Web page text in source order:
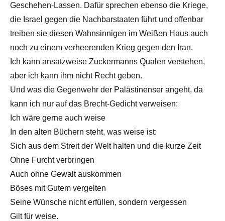
Geschehen-Lassen. Dafür sprechen ebenso die Kriege,
die Israel gegen die Nachbarstaaten führt und offenbar
treiben sie diesen Wahnsinnigen im Weißen Haus auch
noch zu einem verheerenden Krieg gegen den Iran.
Ich kann ansatzweise Zuckermanns Qualen verstehen,
aber ich kann ihm nicht Recht geben.
Und was die Gegenwehr der Palästinenser angeht, da
kann ich nur auf das Brecht-Gedicht verweisen:
Ich wäre gerne auch weise
In den alten Büchern steht, was weise ist:
Sich aus dem Streit der Welt halten und die kurze Zeit
Ohne Furcht verbringen
Auch ohne Gewalt auskommen
Böses mit Gutem vergelten
Seine Wünsche nicht erfüllen, sondern vergessen
Gilt für weise.